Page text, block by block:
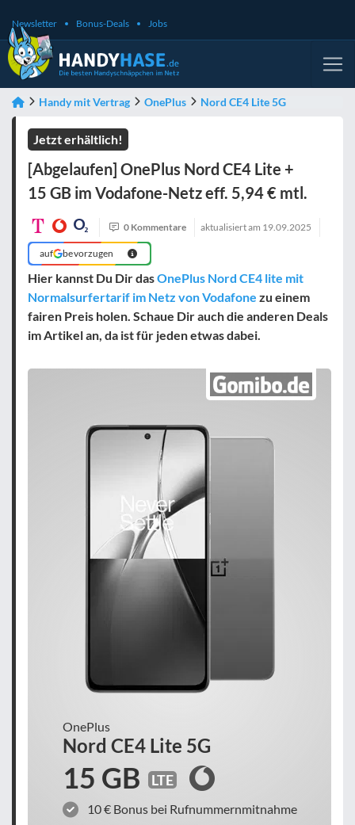
Newsletter Bonus-Deals Jobs
Handy mit Vertrag OnePlus Nord CE4 Lite 5G
Jetzt erhältlich!
[Abgelaufen] OnePlus Nord CE4 Lite +
15 GB im Vodafone-Netz eff. 5,94 € mtl.
0 Kommentare aktualisiert am 19.09.2025
auf bevorzugen
Hier kannst Du Dir dasOnePlus Nord CE4 lite mit
Normalsurfertarif im Netz von Vodafone zu einem
fairen Preis holen. Schaue Dir auch die anderen Deals
im Artikel an, da ist für jeden etwas dabei.
OnePlus
Nord CE4 Lite 5G
15 GB LTE
10 € Bonus bei Rufnummernmitnahme